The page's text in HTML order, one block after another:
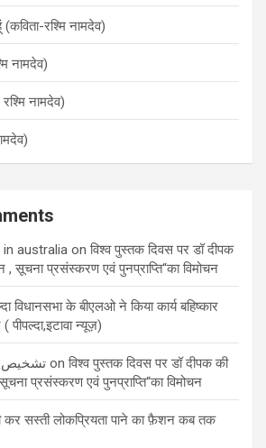
रश्मि नामदेव)
नामदेव)
नामदेव)
australia onविश्व पुस्तक दिवस पर डॉ दीपक
, सूचना प्रसंस्करण एवं पुनप्राप्ति“का विमोचन
विधानसभा के बीएलओ ने किया कार्य बहिष्कार
पीपल्दा,इटावा न्यूज़)
تشخیص onविश्व पुस्तक दिवस पर डॉ दीपक की
प्रसंस्करण एवं पुनप्राप्ति“का विमोचन
कर सस्ती लोकप्रियता पाने का फ़ैशन कब तक